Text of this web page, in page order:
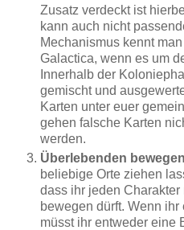
Zusatz verdeckt ist
kann auch nicht
Mechanismus kennt
Galactica, wenn es um
Innerhalb der
gemischt und
Karten unter euer
gehen falsche Karten
werden.
Überlebenden
beliebige Orte ziehen
dass ihr jeden
bewegen dürft. Wenn
müsst ihr entweder eine